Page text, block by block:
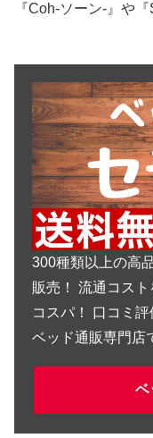
『Coh-ソーン-』や
300種類以上の高
販売！ 流通コス
コスパ！ 口コミ
ベッド通販専門店
ベ